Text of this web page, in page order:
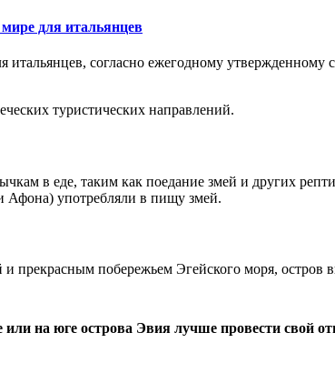
для итальянцев
согласно ежегодному
туристических направлений.
в еде, таким как поедание змей и других
Афона) употребляли в пищу змей.
и прекрасным побережьем Эгейского моря, остров
или на юге острова Эвия лучше провести свой